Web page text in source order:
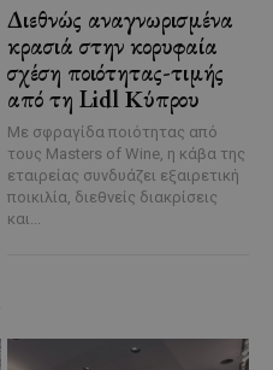
Διεθνώς αναγνωρισμένα
κρασιά στην κορυφαία
σχέση ποιότητας-τιμής
από τη Lidl Κύπρου
Με σφραγίδα ποιότητας από
τους Masters of Wine, η κάβα της
εταιρείας συνδυάζει εξαιρετική
ποικιλία, διεθνείς διακρίσεις
και...